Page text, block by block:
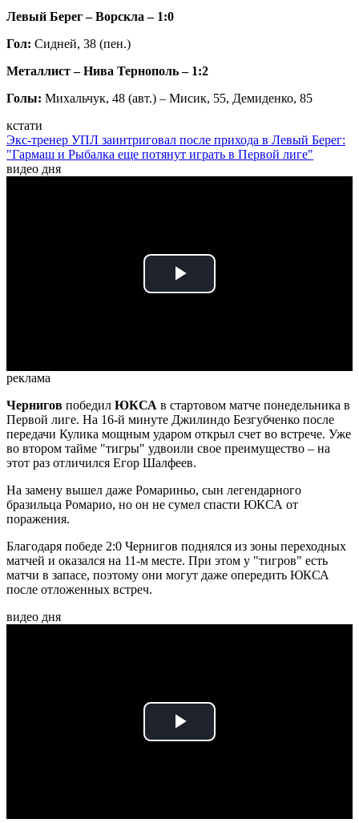
Левый Берег – Ворскла – 1:0
Гол: Сидней, 38 (пен.)
Металлист – Нива Тернополь – 1:2
Голы: Михальчук, 48 (авт.) – Мисик, 55, Демиденко, 85
кстати
Экс-тренер УПЛ заинтриговал после прихода в Левый Берег:
"Гармаш и Рыбалка еще потянут играть в Первой лиге"
видео дня
Play
реклама
Чернигов победил ЮКСА в стартовом матче понедельника в
Первой лиге. На 16-й минуте Джилиндо Безгубченко после
передачи Кулика мощным ударом открыл счет во встрече. Уже
во втором тайме "тигры" удвоили свое преимущество – на
этот раз отличился Егор Шалфеев.
На замену вышел даже Ромариньо, сын легендарного
бразильца Ромарио, но он не сумел спасти ЮКСА от
поражения.
Благодаря победе 2:0 Чернигов поднялся из зоны переходных
матчей и оказался на 11-м месте. При этом у "тигров" есть
матчи в запасе, поэтому они могут даже опередить ЮКСА
после отложенных встреч.
видео дня
Play